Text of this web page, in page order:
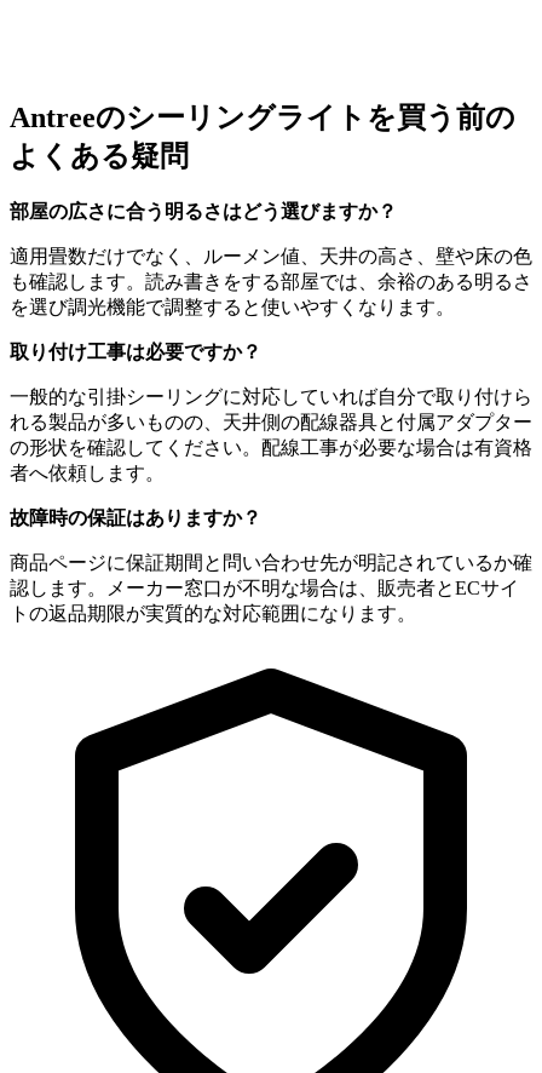
Antreeのシーリングライトを買う前の
よくある疑問
部屋の広さに合う明るさはどう選びますか？
適用畳数だけでなく、ルーメン値、天井の高さ、壁や床の色
も確認します。読み書きをする部屋では、余裕のある明るさ
を選び調光機能で調整すると使いやすくなります。
取り付け工事は必要ですか？
一般的な引掛シーリングに対応していれば自分で取り付けら
れる製品が多いものの、天井側の配線器具と付属アダプター
の形状を確認してください。配線工事が必要な場合は有資格
者へ依頼します。
故障時の保証はありますか？
商品ページに保証期間と問い合わせ先が明記されているか確
認します。メーカー窓口が不明な場合は、販売者とECサイ
トの返品期限が実質的な対応範囲になります。